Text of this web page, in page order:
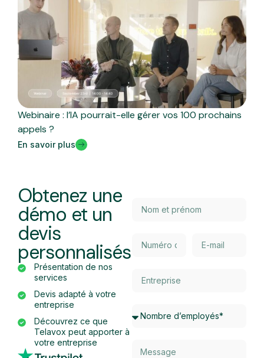
Webinaire : l’IA pourrait-elle gérer vos 100 prochains
appels ?
En savoir plus
Obtenez une
démo et un
devis
personnalisés
Présentation de nos
services
Devis adapté à votre
entreprise
Découvrez ce que
Telavox peut apporter à
votre entreprise